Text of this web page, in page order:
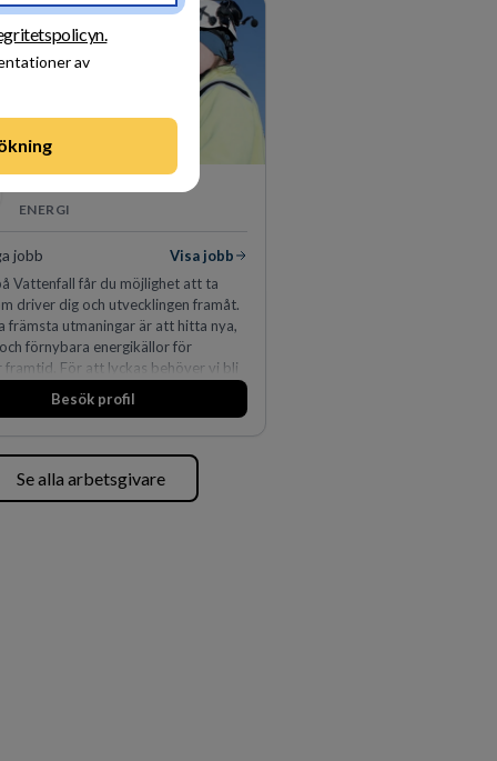
av
Århus, Oslo och Helsingfors kan vi
erbjuda våra klienter en unik,
gränsöverskridande nordisk
På vårt kontor i centrala Stockholm är
ENERGI
jobb
Visa jobb
Vattenfall får du möjlighet att ta
driver dig och utvecklingen framåt.
främsta utmaningar är att hitta nya,
förnybara energikällor för
framtid. För att lyckas behöver vi bli
som vill göra skillnad.
Besök profil
Se alla arbetsgivare